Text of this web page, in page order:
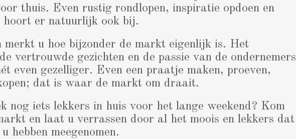
thuis. Even rustig rondlopen, inspiratie opdoen en
hoort er natuurlijk ook bij.
merkt u hoe bijzonder de markt eigenlijk is. Het
vertrouwde gezichten en de passie van de ondernemers
even gezelliger. Even een praatje maken, proeven,
dat is waar de markt om draait.
nog iets lekkers in huis voor het lange weekend? Kom
en laat u verrassen door al het moois en lekkers dat
hebben meegenomen.